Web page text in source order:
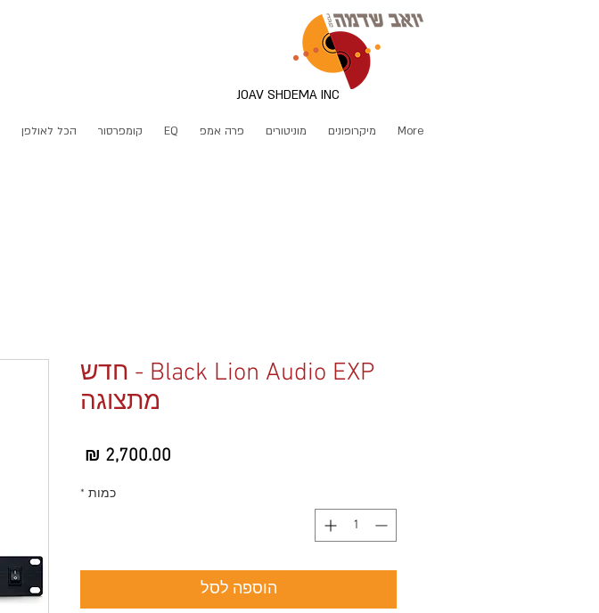
JOAV SHDEMA INC
הכל לאולפן קומפרסור EQ פרה אמפ מוניטורים מיקרופונים More
Black Lion Audio EXP - חדש
מתצוגה
כמות *
הוספה לסל